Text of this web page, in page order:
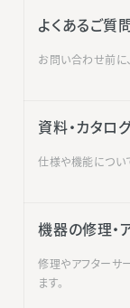
よくあるご質
お問い合わせ前に
資料・カタロ
仕様や機能につい
機器の修理・
修理やアフターサ
ます。